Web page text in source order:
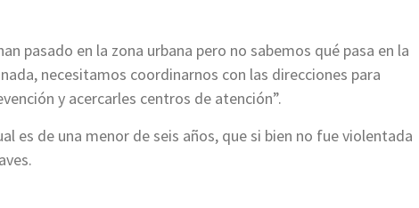
pasado en la zona urbana pero no sabemos qué pasa en la
necesitamos coordinarnos con las direcciones para
y acercarles centros de atención”.
es de una menor de seis años, que si bien no fue violentada